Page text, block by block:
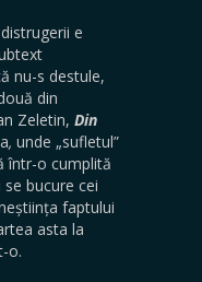
e
nu-s destule,
din
Zeletin, Din
, unde „sufletul”
într-o cumplită
se bucure cei
faptului
asta la
o.